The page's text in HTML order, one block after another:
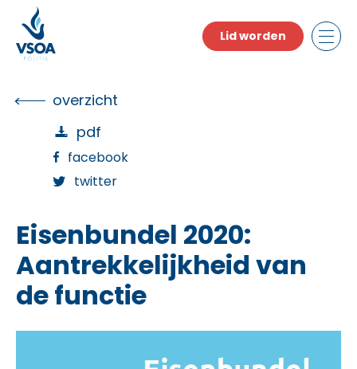
the
content
Lid worden
overzicht
pdf
facebook
twitter
Eisenbundel 2020:
Aantrekkelijkheid van
de functie